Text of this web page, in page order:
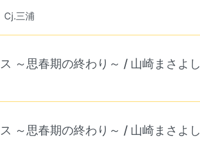
Cj.三浦
～思春期の終わり～ / 山崎まさよし
～思春期の終わり～ / 山崎まさよし